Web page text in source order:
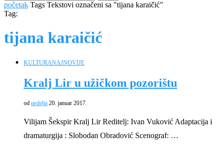
početak Tags Tekstovi označeni sa "tijana karaičić"
Tag:
tijana karaičić
KULTURANAJNOVIJE
Kralj Lir u užičkom pozorištu
od nedelja 20. januar 2017.
Vilijam Šekspir Kralj Lir Reditelj: Ivan Vuković Adaptacija i
dramaturgija : Slobodan Obradović Scenograf: …